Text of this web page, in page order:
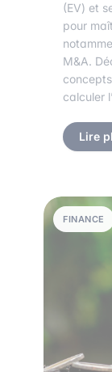
(EV) et
pour
M&A.
calculer
Lire
FINANCE